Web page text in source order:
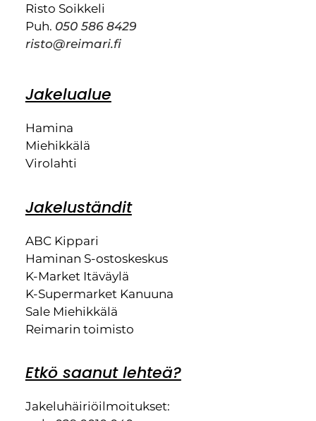
Risto Soikkeli
Puh. 050 586 8429
risto@reimari.fi
Jakelualue
Hamina
Miehikkälä
Virolahti
Jakeluständit
ABC Kippari
Haminan S-ostoskeskus
K-Market Itäväylä
K-Supermarket Kanuuna
Sale Miehikkälä
Reimarin toimisto
Etkö saanut lehteä?
Jakeluhäiriöilmoitukset: